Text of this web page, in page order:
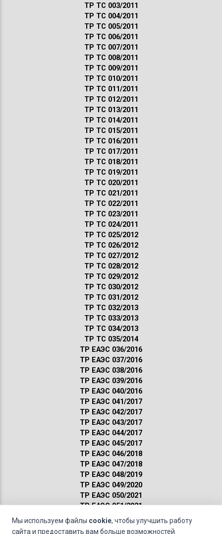
ТР ТС 003/2011
ТР ТС 004/2011
ТР ТС 005/2011
ТР ТС 006/2011
ТР ТС 007/2011
ТР ТС 008/2011
ТР ТС 009/2011
ТР ТС 010/2011
ТР ТС 011/2011
ТР ТС 012/2011
ТР ТС 013/2011
ТР ТС 014/2011
ТР ТС 015/2011
ТР ТС 016/2011
ТР ТС 017/2011
ТР ТС 018/2011
ТР ТС 019/2011
ТР ТС 020/2011
ТР ТС 021/2011
ТР ТС 022/2011
ТР ТС 023/2011
ТР ТС 024/2011
ТР ТС 025/2012
ТР ТС 026/2012
ТР ТС 027/2012
ТР ТС 028/2012
ТР ТС 029/2012
ТР ТС 030/2012
ТР ТС 031/2012
ТР ТС 032/2013
ТР ТС 033/2013
ТР ТС 034/2013
ТР ТС 035/2014
ТР ЕАЭС 036/2016
ТР ЕАЭС 037/2016
ТР ЕАЭС 038/2016
ТР ЕАЭС 039/2016
ТР ЕАЭС 040/2016
ТР ЕАЭС 041/2017
ТР ЕАЭС 042/2017
ТР ЕАЭС 043/2017
ТР ЕАЭС 044/2017
ТР ЕАЭС 045/2017
ТР ЕАЭС 046/2018
ТР ЕАЭС 047/2018
ТР ЕАЭС 048/2019
ТР ЕАЭС 049/2020
ТР ЕАЭС 050/2021
ТР ЕАЭС 051/2021
Сертификация ГОСТ
Санитарные нормы
Мы используем файлы cookie, чтобы улучшить работу
сайта и предоставить вам больше возможностей.